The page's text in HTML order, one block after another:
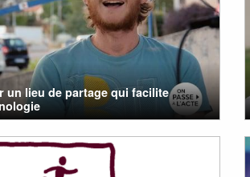
un lieu de partage qui facilite